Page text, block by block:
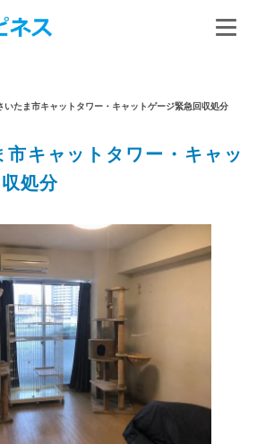
いたま市キャットタワー・キャットゲージ緊急回収処分
キャットタワー・キャッ
処分